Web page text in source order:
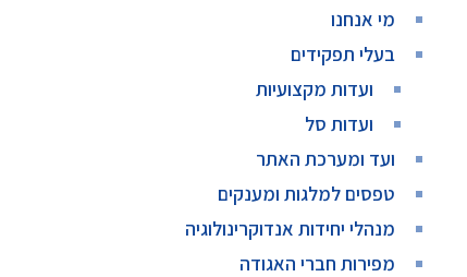
מי אנחנו
בעלי תפקידים
ועדות מקצועיות
ועדות סל
ועד ומערכת האתר
טפסים למלגות ומענקים
מנהלי יחידות אנדוקרינולוגיה
מפירות חברי האגודה